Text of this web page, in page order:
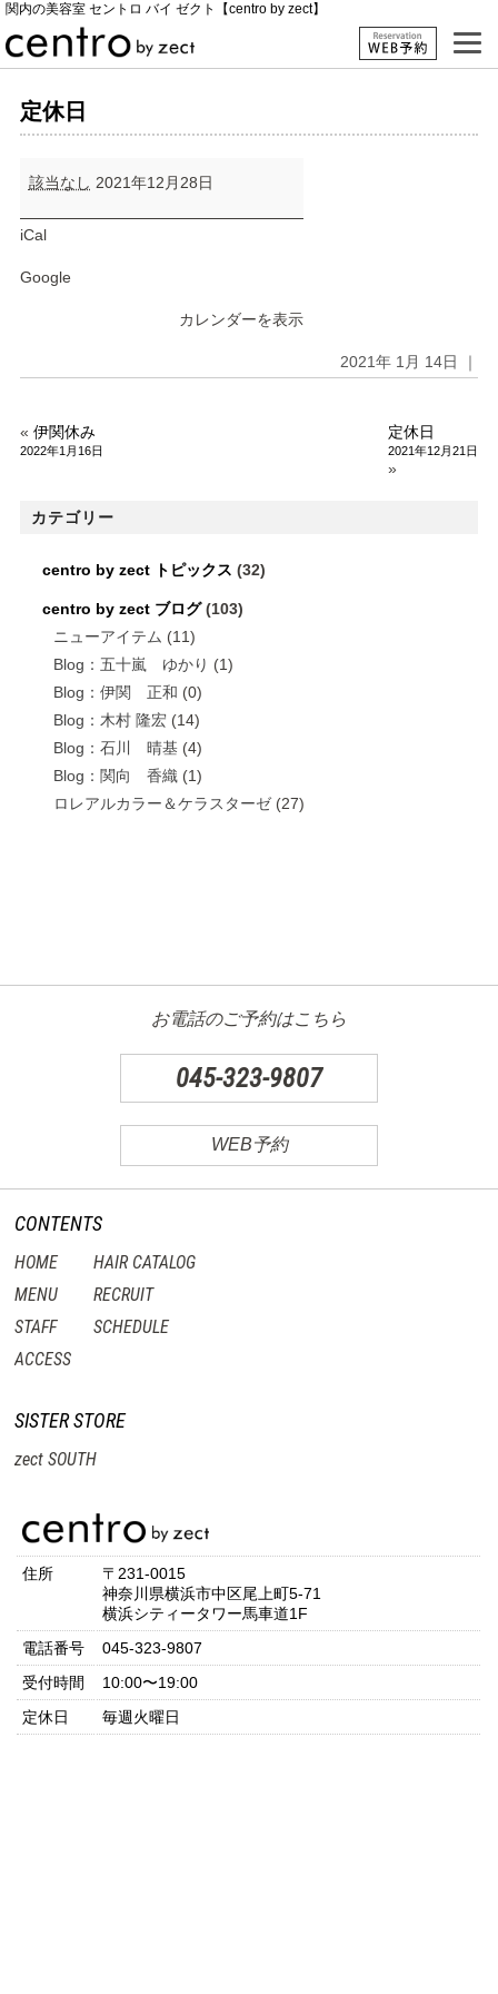
関内の美容室 セントロ バイ ゼクト【centro by zect】
定休日
休該当なし 2021年12月28日
iCal
Google
カレンダーを表示
2021年 1月 14日 ｜
« 伊関休み
2022年1月16日
定休日
2021年12月21日
»
カテゴリー
centro by zect トピックス (32)
centro by zect ブログ(103)
ニューアイテム (11)
Blog：五十嵐 ゆかり (1)
Blog：伊関 正和 (0)
Blog：木村 隆宏(14)
Blog：石川 晴基(4)
Blog：関向 香織(1)
ロレアルカラー＆ケラスターゼ(27)
お電話のご予約はこちら
045-323-9807
WEB予約
CONTENTS
HOME
MENU
STAFF
ACCESS
HAIR CATALOG
RECRUIT
SCHEDULE
SISTER STORE
zect SOUTH
住所
〒231-0015
神奈川県横浜市中区尾上町5-71
横浜シティータワー馬車道1F
電話番号
045-323-9807
受付時間
10:00〜19:00
定休日
毎週火曜日